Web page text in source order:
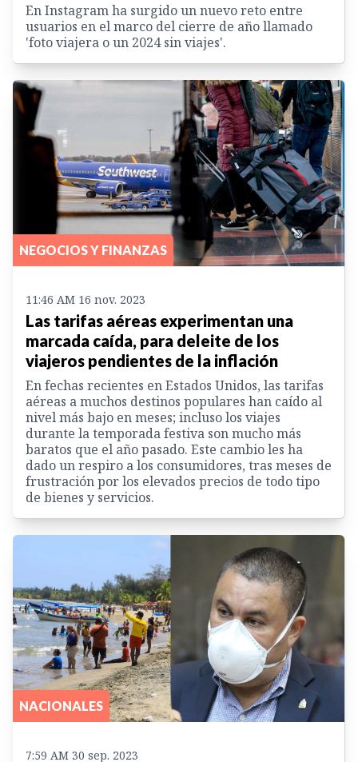
En Instagram ha surgido un nuevo reto entre
usuarios en el marco del cierre de año llamado
'foto viajera o un 2024 sin viajes'.
NEGOCIOS Y FINANZAS
11:46 AM 16 nov. 2023
Las tarifas aéreas experimentan una
marcada caída, para deleite de los
viajeros pendientes de la inflación
En fechas recientes en Estados Unidos, las tarifas
aéreas a muchos destinos populares han caído al
nivel más bajo en meses; incluso los viajes
durante la temporada festiva son mucho más
baratos que el año pasado. Este cambio les ha
dado un respiro a los consumidores, tras meses de
frustración por los elevados precios de todo tipo
de bienes y servicios.
NACIONALES
7:59 AM 30 sep. 2023